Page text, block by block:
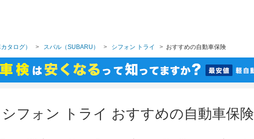
タログ） スバル（SUBARU） シフォン トライ おすすめの自動車保険
フォン トライ おすすめの自動車保険